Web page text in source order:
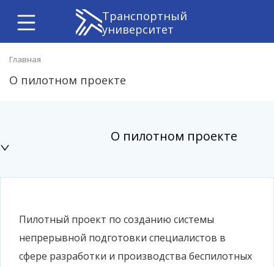
Транспортный
университет
Главная
О пилотном проекте
Пилотный проект по созданию системы
непрерывной подготовки специалистов в
сфере разработки и производства беспилотных
О пилотном проекте